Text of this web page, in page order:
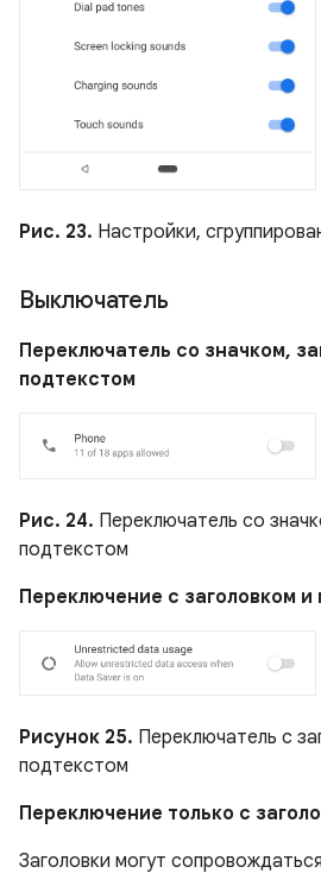
Рис. 23. Настройки,
Выключатель
Переключатель со значком,
подтекстом
Рис. 24. Переключатель со
подтекстом
Переключение с заголовком и
Рисунок 25. Переключатель с
подтекстом
Переключение только с
Заголовки могут